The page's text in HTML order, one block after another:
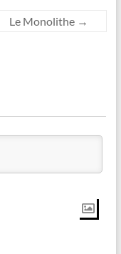
Le Monolithe →